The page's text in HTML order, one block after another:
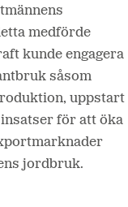
medförde
kunde engagera
såsom
uppstart
för att öka
jordbruk.